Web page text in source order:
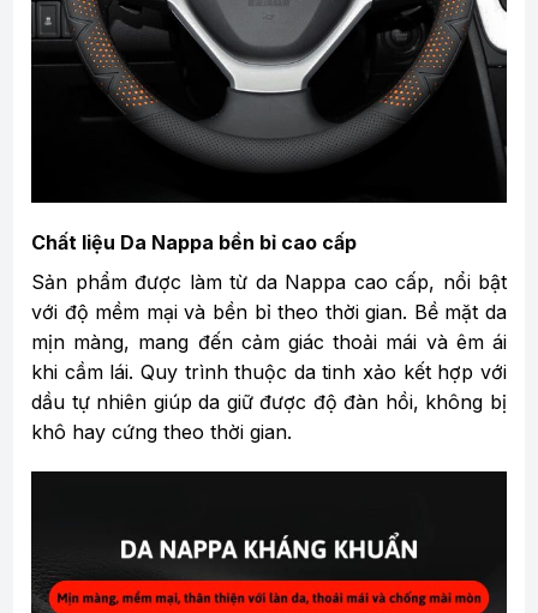
Chất liệu Da Nappa bền bỉ cao cấp
Sản phẩm được làm từ da Nappa cao cấp, nổi bật
với độ mềm mại và bền bỉ theo thời gian. Bề mặt da
mịn màng, mang đến cảm giác thoải mái và êm ái
khi cầm lái. Quy trình thuộc da tinh xảo kết hợp với
dầu tự nhiên giúp da giữ được độ đàn hồi, không bị
khô hay cứng theo thời gian.